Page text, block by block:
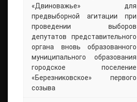
«Двиноважье» для
предвыборной агитации при
проведении выборов
депутатов представительного
органа вновь образованного
муниципального образования
городское поселение
«Березниковское» первого
созыва